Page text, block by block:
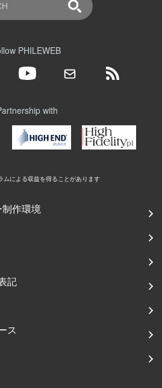
PHILEWEB
with
ムによる収益を得ることがあります
作環境
記
ス